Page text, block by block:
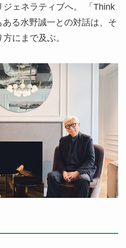
ェネラティブへ。 「Think
る水野誠一との対話は、そ
方にまで及ぶ。